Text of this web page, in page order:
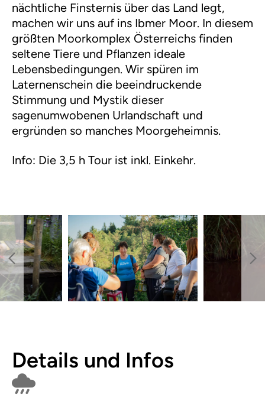
nächtliche Finsternis über das Land legt,
machen wir uns auf ins Ibmer Moor. In diesem
größten Moorkomplex Österreichs finden
seltene Tiere und Pflanzen ideale
Lebensbedingungen. Wir spüren im
Laternenschein die beeindruckende
Stimmung und Mystik dieser
sagenumwobenen Urlandschaft und
ergründen so manches Moorgeheimnis.
Info: Die 3,5 h Tour ist inkl. Einkehr.
Details und Infos
Findet bei Schlechtwetter nicht statt